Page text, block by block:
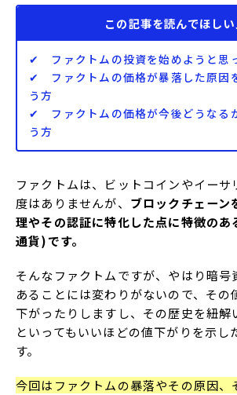
この記事を読んでほし
✔ ファクトムの投資を始めようと思
✔ ファクトムの価格が暴落した原因
う方
✔ ファクトムの価格が今後どうなる
う方
ファクトムは、ビットコインやイーサ
度はありませんが、 ブロックチェーン
理やその認証に特化した点に特徴の
通貨)です。
そんなファクトムですが、やはり暗
あることには変わりがないので、その
下がったりしますし、その歴史を紐解
といってもいいほどの値下がりを示し
す。
今回はファクトムの暴落やその原因、